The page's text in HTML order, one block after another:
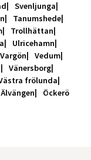
Svenljunga
Tanumshede
Trollhättan
Ulricehamn
Vargön
Vedum
Vänersborg
frölunda
Älvängen Öckerö